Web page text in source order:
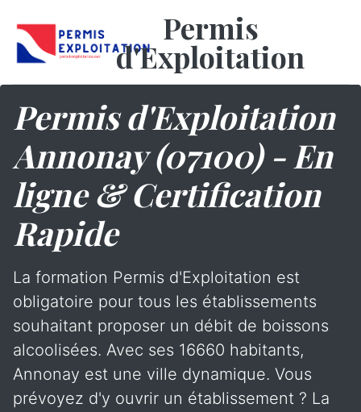
Permis
d'Exploitation
Permis d'Exploitation
Annonay (07100) - En
ligne & Certification
Rapide
La formation Permis d'Exploitation est
obligatoire pour tous les établissements
souhaitant proposer un débit de boissons
alcoolisées. Avec ses 16660 habitants,
Annonay est une ville dynamique. Vous
prévoyez d'y ouvrir un établissement ? La